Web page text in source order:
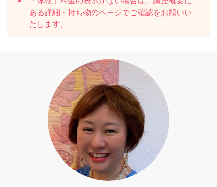
ある詳細・持ち物のページでご確認をお願いい
たします。